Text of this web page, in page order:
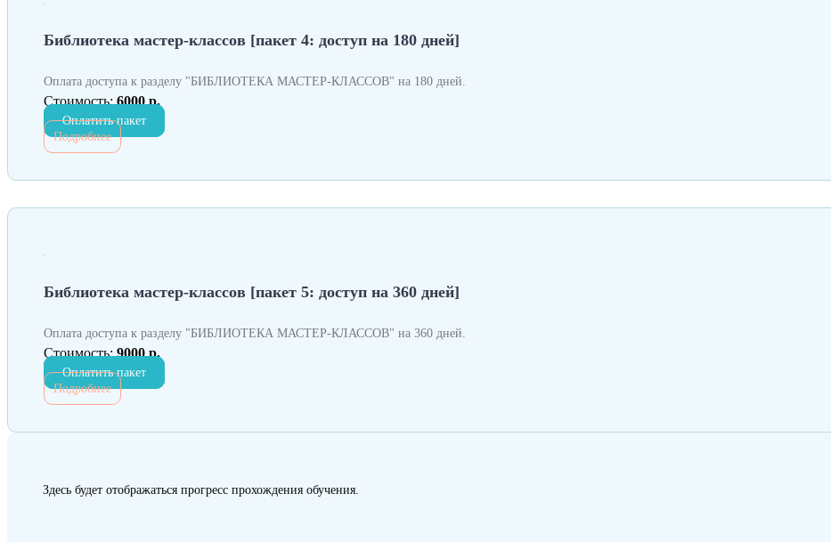
Библиотека мастер-классов [пакет 4: доступ на 180 дней]
Оплата доступа к разделу "БИБЛИОТЕКА МАСТЕР-КЛАССОВ" на 180 дней.
Стоимость: 6000 р.
Оплатить пакет
Подробнее
Библиотека мастер-классов [пакет 5: доступ на 360 дней]
Оплата доступа к разделу "БИБЛИОТЕКА МАСТЕР-КЛАССОВ" на 360 дней.
Стоимость: 9000 р.
Оплатить пакет
Подробнее
Здесь будет отображаться прогресс прохождения обучения.